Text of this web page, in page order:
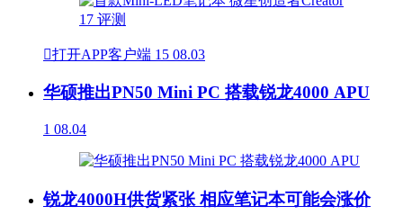
打开APP客户端 15 08.03
华硕推出PN50 Mini PC 搭载锐龙4000 APU
1 08.04
锐龙4000H供货紧张 相应笔记本可能会涨价